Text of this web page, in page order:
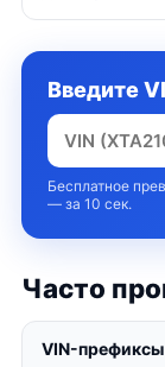
Введите
Бесплатное
— за 10 сек.
Часто
VIN-